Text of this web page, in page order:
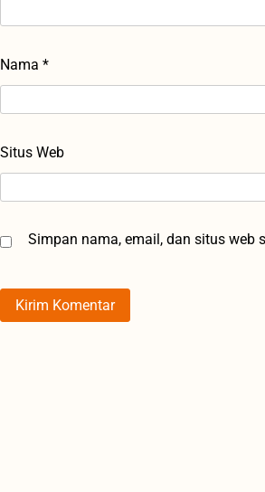
Nama *
Situs Web
Simpan nama, email, dan situs web